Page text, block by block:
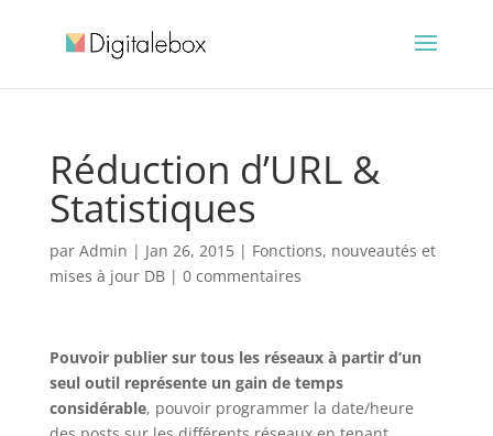
Réduction d’URL &
Statistiques
par Admin | Jan 26, 2015| Fonctions, nouveautés et
mises à jour DB| 0 commentaires
Pouvoir publier sur tous les réseaux à partir d’un
seul outil représente un gain de temps
considérable, pouvoir programmer la date/heure